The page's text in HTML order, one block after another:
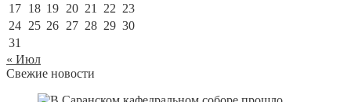
17 18 19 20 21 22 23
24 25 26 27 28 29 30
31
« Июл
Свежие новости